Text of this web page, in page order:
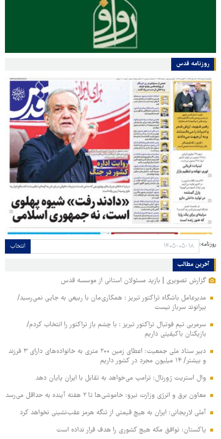
روزنامه قدس
روزنامه: انتخاب
آخرین مطالب
گزارش تصویری | بازید مسئولان استانی از موسسه قدس
مدیرعامل باشگاه تراکتور تبریز : همکاری‌مان با ربیعی به جایی نمی‌رسید/
بیرانوند سرباز نیست
سرمربی تیم فوتبال تراکتور تبریز : با چشم باز تراکتور را انتخاب کردم/
بازیکنان باکیفیتی داریم
دبیر ستاد ملی جمعیت: اعطای زمین ۲۰۰ متری به خانواده‌های دارای ۳ فرزند
و بیشتر/ ۱۴ میلیون مجرد در کشور داریم
وال‌ استریت ژورنال: ترامپ می‌خواهد به تقابل با ایران پایان دهد
معاون برق و انرژی وزارت نیرو: خاموشی‌ها تا ۲ هفته آینده به حداقل می‌رسد
آملی‌ لاریجانی: ایران به هیچ قیمتی از تنگه هرمز عقب‌نشینی نخواهد کرد
پاکستان: توافق مکه هیچ کشوری را هدف قرار نداده است